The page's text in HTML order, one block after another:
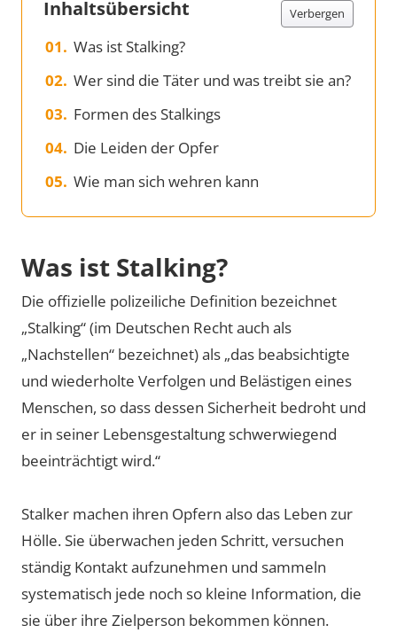
Inhaltsübersicht Verbergen
Was ist Stalking?
Wer sind die Täter und was treibt sie an?
Formen des Stalkings
Die Leiden der Opfer
Wie man sich wehren kann
Was ist Stalking?
Die offizielle polizeiliche Definition bezeichnet
„Stalking“ (im Deutschen Recht auch als
„Nachstellen“ bezeichnet) als „das beabsichtigte
und wiederholte Verfolgen und Belästigen eines
Menschen, so dass dessen Sicherheit bedroht und
er in seiner Lebensgestaltung schwerwiegend
beeinträchtigt wird.“
Stalker machen ihren Opfern also das Leben zur
Hölle. Sie überwachen jeden Schritt, versuchen
ständig Kontakt aufzunehmen und sammeln
systematisch jede noch so kleine Information, die
sie über ihre Zielperson bekommen können.